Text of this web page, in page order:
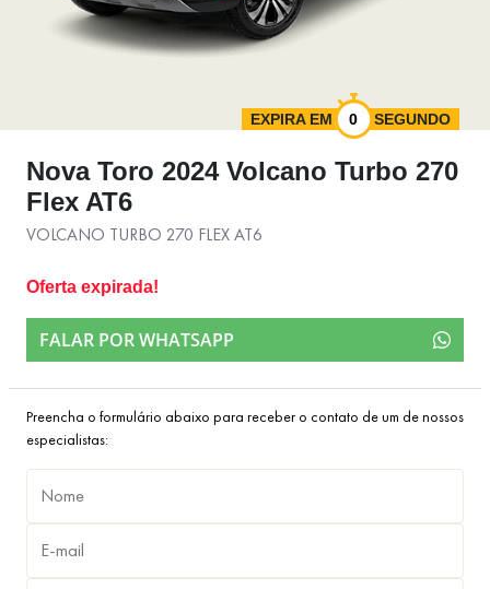
EXPIRA EM SEGUNDO
Nova Toro 2024 Volcano Turbo 270
Flex AT6
VOLCANO TURBO 270 FLEX AT6
Oferta expirada!
FALAR POR WHATSAPP
Preencha o formulário abaixo para receber o contato de um de nossos
especialistas: